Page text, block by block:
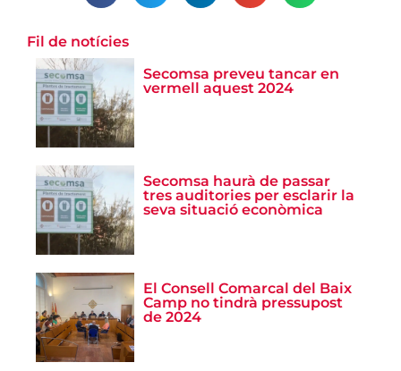
Fil de notícies
Secomsa preveu tancar en
vermell aquest 2024
Secomsa haurà de passar
tres auditories per esclarir la
seva situació econòmica
El Consell Comarcal del Baix
Camp no tindrà pressupost
de 2024